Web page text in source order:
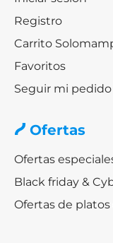
Registro
Carrito
Favoritos
Seguir mi pedido
Ofertas
Ofertas
Black friday &
Ofertas de